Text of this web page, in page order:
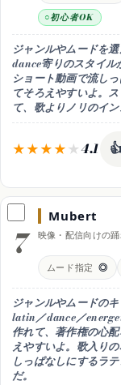
商用利用
可（有料プラン・ロ
日本語
◎ 国産・日本語UI
得意なこと
ムードで作るロイヤ
おすすめ用途
初心者OK
ジャンルやムードを
dance寄りのスタイ
ショート動画で流し
てそろえやすいよ。
て、歌よりノリのイ
4.1
料金
無料 / Personal 月10
無料枠
無料でも作成を試せ
はPersonal(月10ドル
年払い)
商用利用
可（有料プラン・ロ
日本語
△ UIは英語中心
得意なこと
ラテンのロイヤリテ
7
Mubert
映像・配信向けの
ムード指定 ◎
ジャンルやムードの
latin／dance／
作れて、著作権の心
えやすいよ。歌入り
しっぱなしにするラ
だ。